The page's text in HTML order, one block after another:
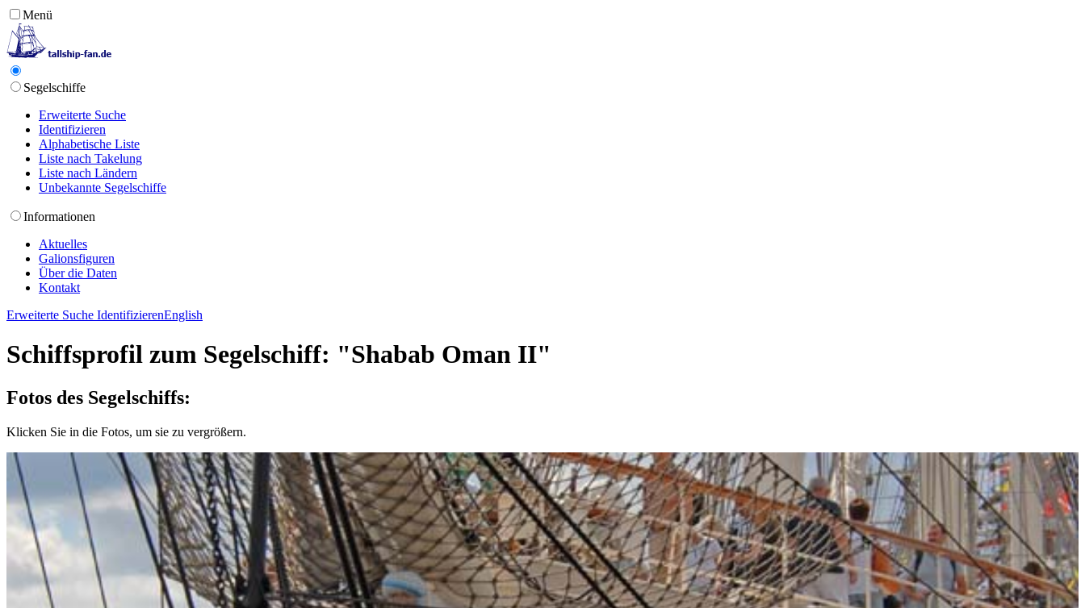
Menü
Segelschiffe
Erweiterte Suche
Identifizieren
Alphabetische Liste
Liste nach Takelung
Liste nach Ländern
Unbekannte Segelschiffe
Informationen
Aktuelles
Galionsfiguren
Über die Daten
Kontakt
Erweiterte Suche IdentifizierenEnglish
Schiffsprofil zum Segelschiff: "Shabab Oman II"
Fotos des Segelschiffs:
Klicken Sie in die Fotos, um sie zu vergrößern.